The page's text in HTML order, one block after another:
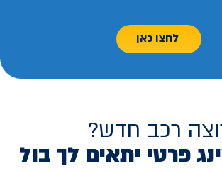
לחצו כאן
רכב חדש?
פרטי יתאים לך בול